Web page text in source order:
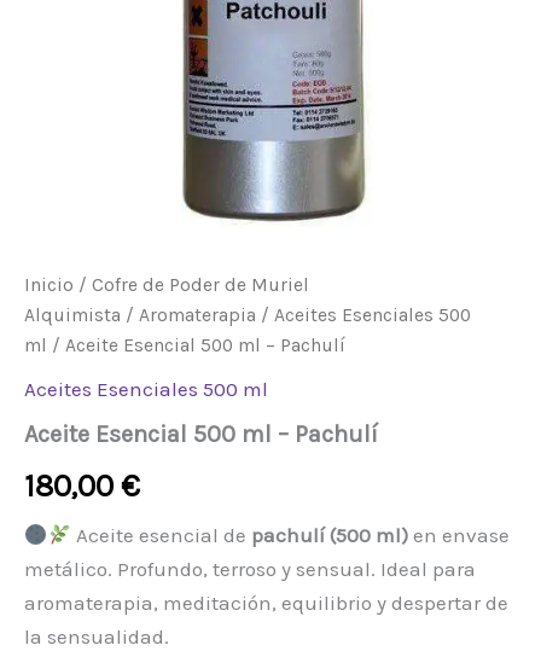
Inicio / Cofre de Poder de Muriel
Alquimista / Aromaterapia / Aceites Esenciales 500
ml / Aceite Esencial 500 ml – Pachulí
Aceites Esenciales 500 ml
Aceite Esencial 500 ml – Pachulí
180,00 €
Aceite esencial de pachulí (500 ml)en envase
metálico. Profundo, terroso y sensual. Ideal para
aromaterapia, meditación, equilibrio y despertar de
la sensualidad.